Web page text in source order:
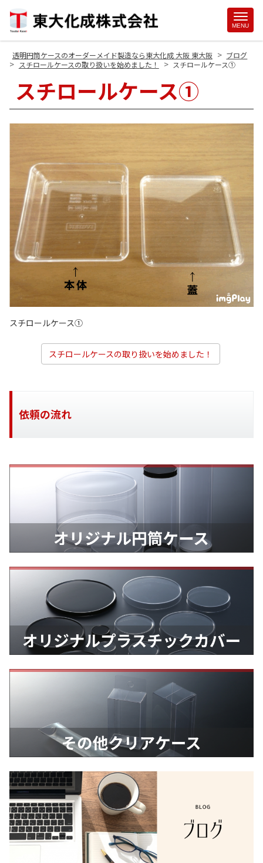
MENU
透明円筒ケースのオーダーメイド製造なら東大化成 大阪 東大阪 > ブログ
> スチロールケースの取り扱いを始めました！ > スチロールケース①
スチロールケース①
スチロールケース①
スチロールケースの取り扱いを始めました！
依頼の流れ
Site
Footer